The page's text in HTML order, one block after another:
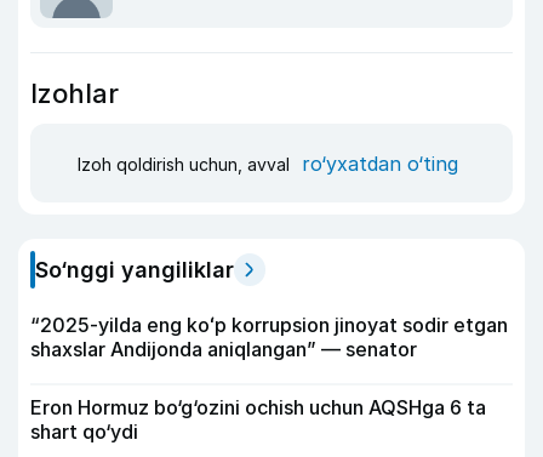
Izohlar
Izoh qoldirish uchun, avval ro‘yxatdan o‘ting
So‘nggi yangiliklar
“2025-yilda eng koʻp korrupsion jinoyat sodir etgan
shaxslar Andijonda aniqlangan” — senator
Eron Hormuz bo‘g‘ozini ochish uchun AQSHga 6 ta
shart qo‘ydi